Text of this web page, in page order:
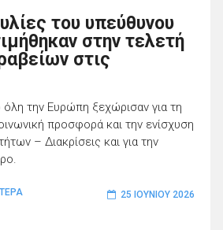
του υπεύθυνου
στην τελετή
στις
την Ευρώπη ξεχώρισαν για τη
προσφορά και την ενίσχυση
– Διακρίσεις και για την
25 ΙΟΥΝΊΟΥ 2026